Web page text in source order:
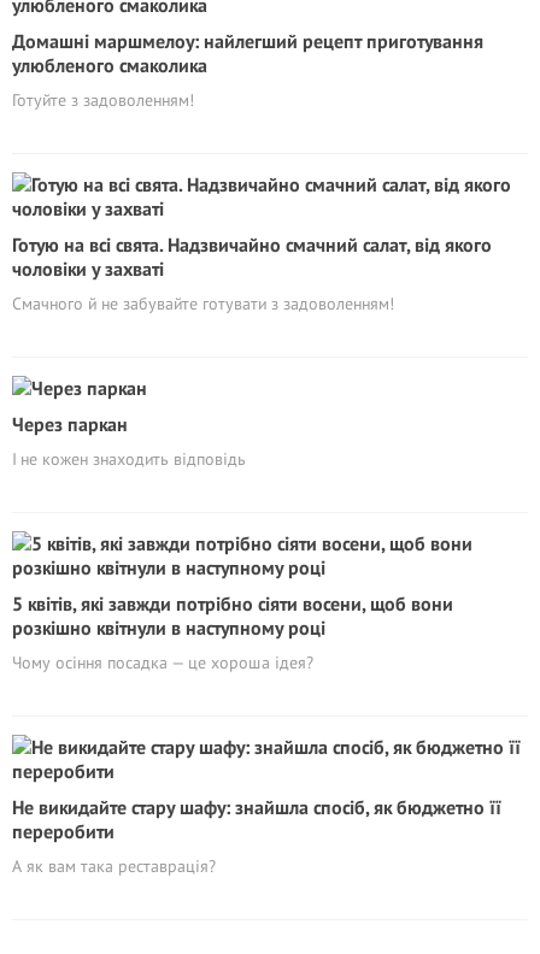
Домашні маршмелоу: найлегший рецепт приготування
улюбленого смаколика
Готуйте з задоволенням!
Готую на всі свята. Надзвичайно смачний салат, від якого
чоловіки у захваті
Смачного й не забувайте готувати з задоволенням!
Через паркан
І не кожен знаходить відповідь
5 квітів, які завжди потрібно сіяти восени, щоб вони
розкішно квітнули в наступному році
Чому осіння посадка — це хороша ідея?
Не викидайте стару шафу: знайшла спосіб, як бюджетно її
переробити
А як вам така реставрація?